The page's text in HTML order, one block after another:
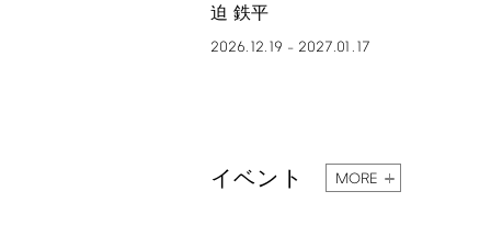
迫 鉄平
2026.12.19 – 2027.01.17
イベント MORE